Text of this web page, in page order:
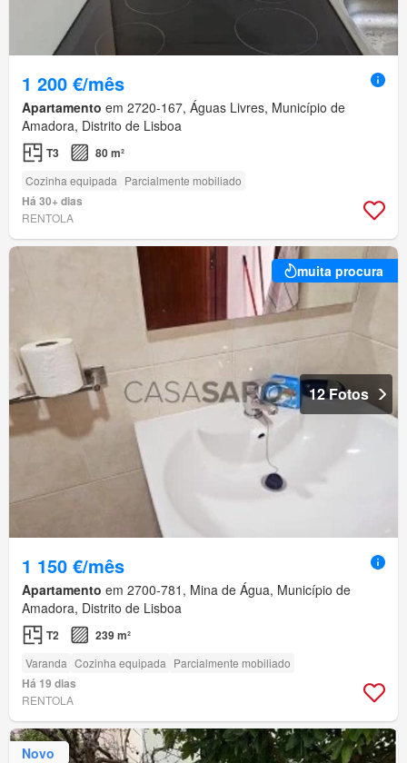
1 200 €/mês
Apartamento em 2720-167, Águas Livres, Município de
Amadora, Distrito de Lisboa
T3 80 m²
Cozinha equipada Parcialmente mobiliado
Há 30+ dias
RENTOLA
muita procura
12 Fotos
1 150 €/mês
Apartamento em 2700-781, Mina de Água, Município de
Amadora, Distrito de Lisboa
T2 239 m²
Varanda Cozinha equipada Parcialmente mobiliado
Há 19 dias
RENTOLA
Novo